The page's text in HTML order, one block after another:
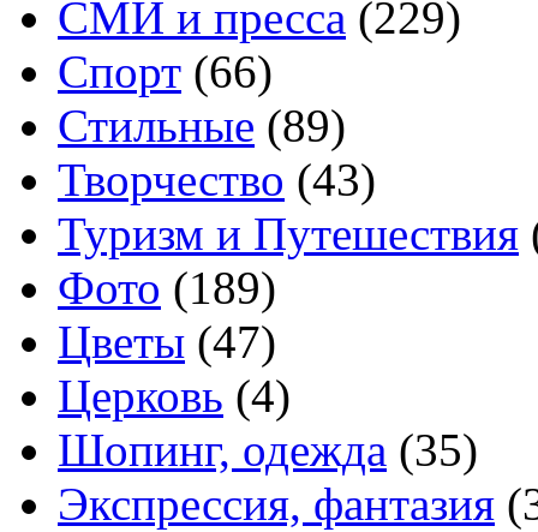
СМИ и пресса (229)
Спорт (66)
Стильные (89)
Творчество (43)
Туризм и Путешествия
Фото (189)
Цветы (47)
Церковь (4)
Шопинг, одежда (35)
Экспрессия, фантазия